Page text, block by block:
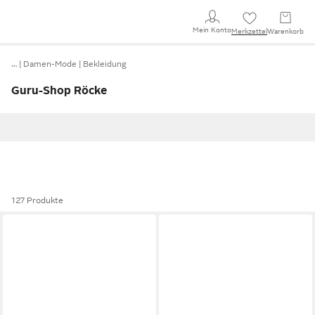
Mein KontoMerkzettel Warenkorb
… Damen-Mode Bekleidung
Guru-Shop Röcke
127 Produkte